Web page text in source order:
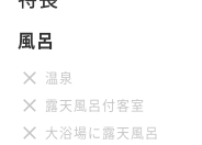
風呂
温泉
露天風呂付客室
大浴場に露天風呂